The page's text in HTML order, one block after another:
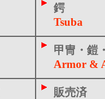
鍔
Tsuba
甲冑・鎧
Armor &
販売済